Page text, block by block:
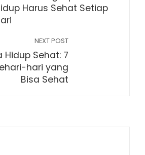
Harus Sehat Setiap
NEXT POST
Hidup Sehat: 7
hari yang
Bisa Sehat